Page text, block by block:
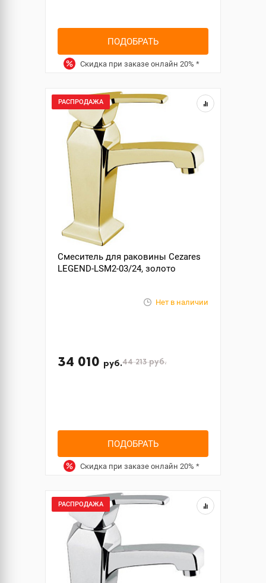
ПОДОБРАТЬ
Скидка при заказе онлайн 20% *
РАСПРОДАЖА
Смеситель для раковины Cezares
LEGEND-LSM2-03/24, золото
Нет в наличии
34 010 руб.44 213руб.
ПОДОБРАТЬ
Скидка при заказе онлайн 20% *
РАСПРОДАЖА